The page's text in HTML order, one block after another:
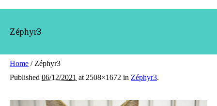
Zéphyr3
Home / Zéphyr3
Published 06/12/2021 at 2508×1672 in Zéphyr3.